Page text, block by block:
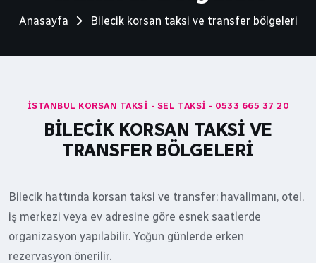
Anasayfa Bilecik korsan taksi ve transfer bölgeleri
İSTANBUL KORSAN TAKSI - SEL TAKSI - 0533 665 37 20
BILECIK KORSAN TAKSI VE
TRANSFER BÖLGELERI
Bilecik hattında korsan taksi ve transfer; havalimanı, otel,
iş merkezi veya ev adresine göre esnek saatlerde
organizasyon yapılabilir. Yoğun günlerde erken
rezervasyon önerilir.